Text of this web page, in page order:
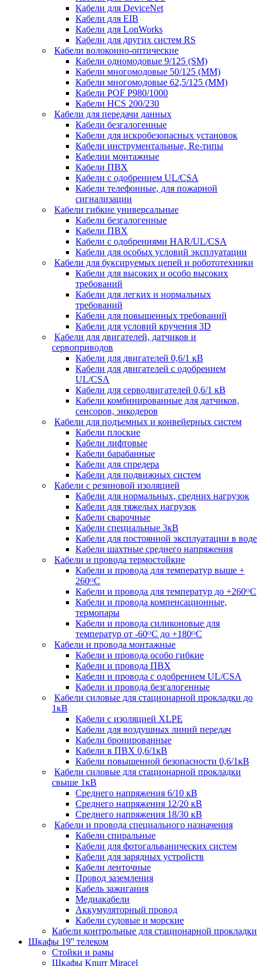
Кабели для DeviceNet
Кабели для EIB
Кабели для LonWorks
Кабели для других систем RS
Кабели волоконно-оптические
Кабели одномодовые 9/125 (SM)
Кабели многомодовые 50/125 (ММ)
Кабели многомодовые 62,5/125 (ММ)
Кабели POF P980/1000
Кабели HCS 200/230
Кабели для передачи данных
Кабели безгалогенные
Кабели для искробезопасных установок
Кабели инструментальные, Re-типы
Кабелии монтажные
Кабели ПВХ
Кабели с одобрением UL/CSA
Кабели телефонные, для пожарной
сигнализации
Кабели гибкие универсальные
Кабели безгалогенные
Кабели ПВХ
Кабели с одобрениями HAR/UL/CSA
Кабели для особых условий эксплуатации
Кабели для буксируемых цепей и робототехники
Кабели для высоких и особо высоких
требований
Кабели для легких и нормальных
требований
Кабели для повышенных требований
Кабели для условий кручения 3D
Кабели для двигателей, датчиков и
сервоприводов
Кабели для двигателей 0,6/1 кВ
Кабели для двигателей с одобрением
UL/CSA
Кабели для серводвигателей 0,6/1 кВ
Кабели комбинированные для датчиков,
cенсоров, энкодеров
Кабели для подъемных и конвейерных систем
Кабели плоские
Кабели лифтовые
Кабели барабанные
Кабели для спредера
Кабели для подвижных систем
Кабели с резиновой изоляцией
Кабели для нормальных, средних нагрузок
Кабели для тяжелых нагрузок
Кабели сварочные
Кабели специальные 3кВ
Кабели для постоянной эксплуатации в воде
Кабели шахтные среднего напряжения
Кабели и провода термостойкие
Кабели и провода для температур выше +
260ᴼС
Кабели и провода для температур до +260ᴼС
Кабели и провода компенсационные,
термопары
Кабели и провода силиконовые для
температур от -60ᴼC до +180ᴼС
Кабели и провода монтажные
Кабели и провода особо гибкие
Кабели и провода ПВХ
Кабели и провода с одобрением UL/CSA
Кабели и провода безгалогенные
Кабели силовые для стационарной прокладки до
1кВ
Кабели c изоляцией XLPE
Кабели для воздушных линий передач
Кабели бронированные
Кабели в ПВХ 0,6/1кВ
Кабели повышенной безопасности 0,6/1кВ
Кабели силовые для стационарной прокладки
свыше 1кВ
Среднего напряжения 6/10 кВ
Среднего напряжения 12/20 кВ
Среднего напряжения 18/30 кВ
Кабели и провода специального назначения
Кабели спиральные
Кабели для фотогальванических систем
Кабели для зарядных устройств
Кабели ленточные
Провод заземления
Кабель зажигания
Медиакабели
Аккумуляторный провод
Кабели судовые и морские
Кабели контрольные для стационарной прокладки
Шкафы 19'' телеком
Стойки и рамы
Шкафы Knurr Miracel